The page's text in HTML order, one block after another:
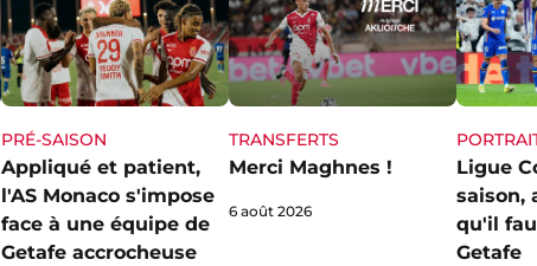
PRÉ-SAISON
Appliqué et patient,
l'AS Monaco s'impose
face à une équipe de
Getafe accrocheuse
TRANSFERTS
Merci Maghnes !
6 août 2026
Ligue
saison,
qu'il
Getafe